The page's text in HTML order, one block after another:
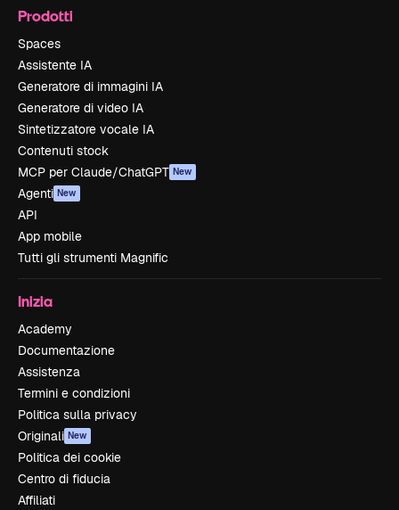
Prodotti
Spaces
Assistente IA
Generatore di immagini IA
Generatore di video IA
Sintetizzatore vocale IA
Contenuti stock
MCP per Claude/ChatGPT New
Agenti New
API
App mobile
Tutti gli strumenti Magnific
Inizia
Academy
Documentazione
Assistenza
Termini e condizioni
Politica sulla privacy
Originali New
Politica dei cookie
Centro di fiducia
Affiliati